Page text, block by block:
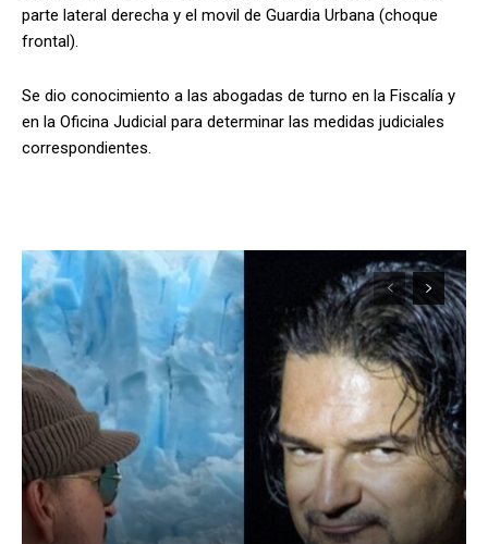
parte lateral derecha y el movil de Guardia Urbana (choque
frontal).
Se dio conocimiento a las abogadas de turno en la Fiscalía y
en la Oficina Judicial para determinar las medidas judiciales
correspondientes.